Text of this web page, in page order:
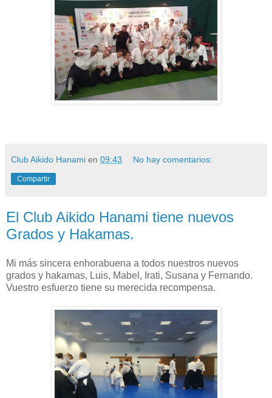
Club Aikido Hanami en 09:43 No hay comentarios:
Compartir
El Club Aikido Hanami tiene nuevos
Grados y Hakamas.
Mi más sincera enhorabuena a todos nuestros nuevos
grados y hakamas, Luis, Mabel, Irati, Susana y Fernando.
Vuestro esfuerzo tiene su merecida recompensa.